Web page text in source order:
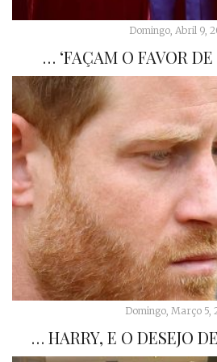
Domingo, Abril 9,
… ‘FAÇAM O FAVOR DE
Domingo, Março 5,
… HARRY, E O DESEJO